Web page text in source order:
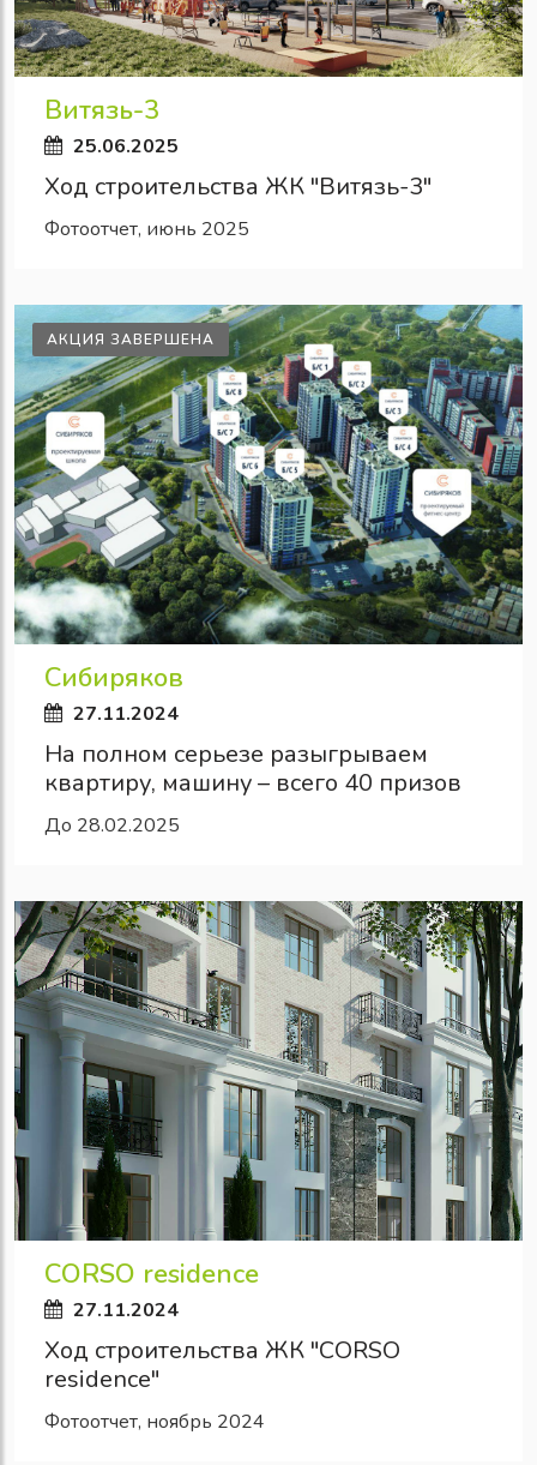
Витязь-3
25.06.2025
Ход строительства ЖК "Витязь-3"
Фотоотчет, июнь 2025
АКЦИЯ ЗАВЕРШЕНА
Сибиряков
27.11.2024
На полном серьезе разыгрываем
квартиру, машину – всего 40 призов
До 28.02.2025
CORSO residence
27.11.2024
Ход строительства ЖК "CORSO
residence"
Фотоотчет, ноябрь 2024